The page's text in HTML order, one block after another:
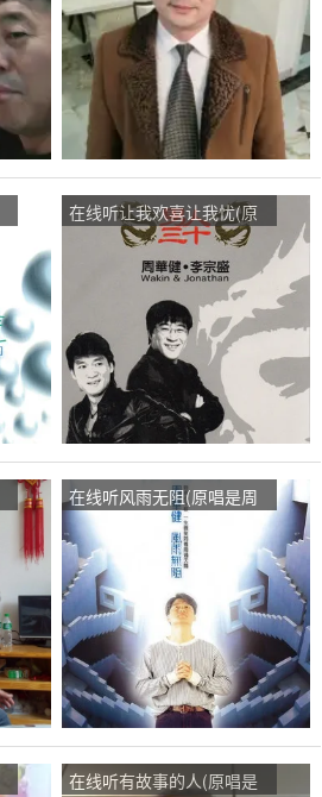
在线听让我欢喜让我忧(原
唱是周华健)，周力演唱点
在线听风雨无阻(原唱是周
华健)，匿名演唱点播:87次
在线听有故事的人(原唱是